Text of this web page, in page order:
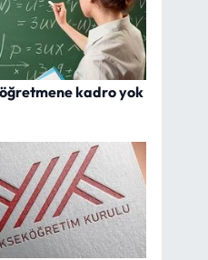
kadro yok